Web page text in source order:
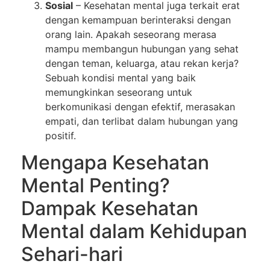
Sosial – Kesehatan mental juga terkait erat
dengan kemampuan berinteraksi dengan
orang lain. Apakah seseorang merasa
mampu membangun hubungan yang sehat
dengan teman, keluarga, atau rekan kerja?
Sebuah kondisi mental yang baik
memungkinkan seseorang untuk
berkomunikasi dengan efektif, merasakan
empati, dan terlibat dalam hubungan yang
positif.
Mengapa Kesehatan
Mental Penting?
Dampak Kesehatan
Mental dalam Kehidupan
Sehari-hari